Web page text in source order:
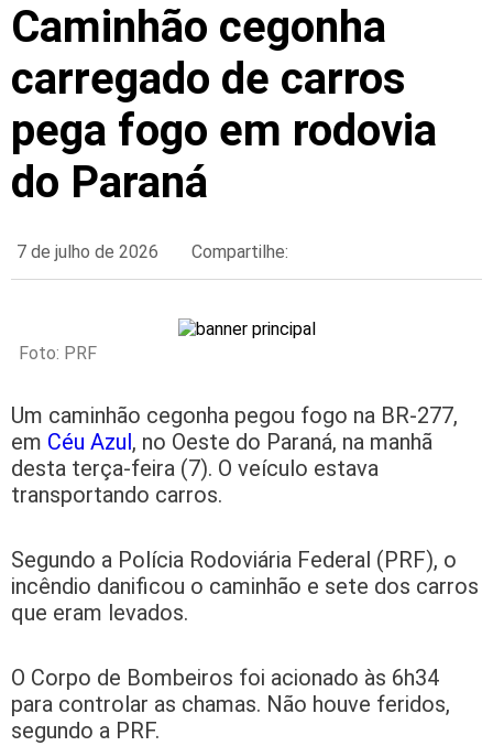
Caminhão cegonha
carregado de carros
pega fogo em rodovia
do Paraná
7 de julho de 2026 Compartilhe:
Foto: PRF
Um caminhão cegonha pegou fogo na BR-277,
em Céu Azul, no Oeste do Paraná, na manhã
desta terça-feira (7). O veículo estava
transportando carros.
Segundo a Polícia Rodoviária Federal (PRF), o
incêndio danificou o caminhão e sete dos carros
que eram levados.
O Corpo de Bombeiros foi acionado às 6h34
para controlar as chamas. Não houve feridos,
segundo a PRF.